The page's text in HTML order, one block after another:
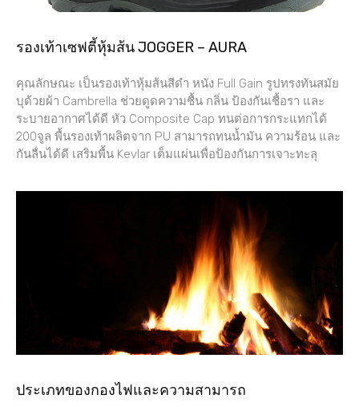
รองเท้าเซฟตี้หุ้มส้น JOGGER – AURA
คุณลักษณะ เป็นรองเท้าหุ้มส้นสีดำ หนัง Full Gain รูปทรงทันสมัย
บุด้วยผ้า Cambrella ช่วยดูดความชื้น กลิ่น ป้องกันเชื้อรา และ
ระบายอากาศได้ดี หัว Composite Cap ทนต่อการกระแทกได้
200จูล พื้นรองเท้าผลิตจาก PU สามารถทนน้ำมัน ความร้อน และ
กันลื่นได้ดี เสริมพื้น Kevlar เต็มแผ่นเพื่อป้องกันการเจาะทะลุ
ประเภทของกองไฟและความสามารถ